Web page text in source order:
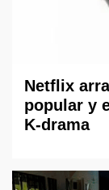
Netflix
popular y
K-drama